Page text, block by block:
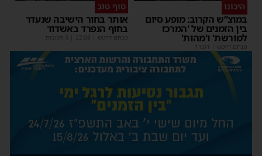
היכונו
במוצ”ש הקרוב: מופע סיום
בין הזמנים של 'המרכז
למורשת' ו'מהות'
מנחם דויטש 11:01
סוף טוב
אותר בחור הישיבה שנעדר
בחוף הנפרד באשדוד
מנחם דויטש 22:08